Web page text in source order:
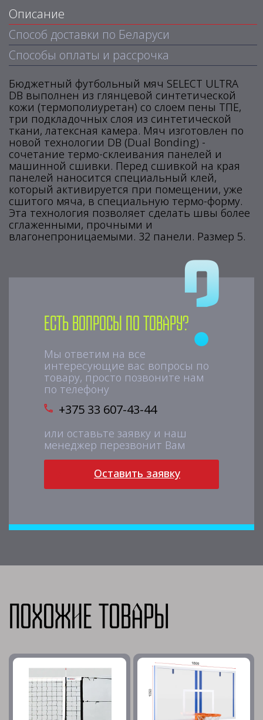
Описание
Способ доставки по Беларуси
Способы оплаты и рассрочка
Бюджетный футбольный мяч SELECT ULTRA
DB выполнен из глянцевой синтетической
кожи (термополиуретан) со слоем пены ТПЕ,
три подкладочных слоя из синтетической
ткани, латексная камера. Мяч изготовлен по
новой технологии DB (Dual Bonding) -
сочетание термо-склеивания панелей и
машинной сшивки. Перед сшивкой на края
панелей наносится специальный клей,
который активируется при помещении, уже
сшитого мяча, в специальную термо-форму.
Эта технология позволяет сделать швы более
сглаженными, прочными и
влагонепроницаемыми. 32 панели. Размер 5.
Есть вопросы по товару?
Мы ответим на все
интересующие вас вопросы по
товару, просто позвоните нам
по телефону
+375 33 607-43-44
или оставьте заявку и наш
менеджер перезвонит Вам
Оставить заявку
Похожие товары